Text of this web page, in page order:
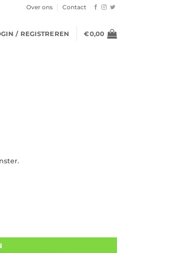
Over ons Contact
/ REGISTREREN €0,00